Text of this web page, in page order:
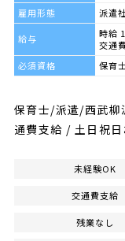
雇用形態
派遣
給与
時給
交通
必須資格
保育
保育士/派遣/西武
通費支給 / 土日祝
未経験OK
交通費支給
残業なし